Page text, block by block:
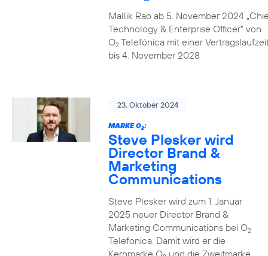
Mallik Rao ab 5. November 2024
Technology & Enterprise Officer” von
O2Telefónica mit einer
bis 4. November 2028
23. Oktober 2024
MARKE O2:
Steve Plesker wird
Director Brand &
Marketing
Communications
Steve Plesker wird zum 1. Januar
2025 neuer Director Brand &
Marketing Communications bei O2
Telefonica. Damit wird er die
Kernmarke O und die Zweitmarke